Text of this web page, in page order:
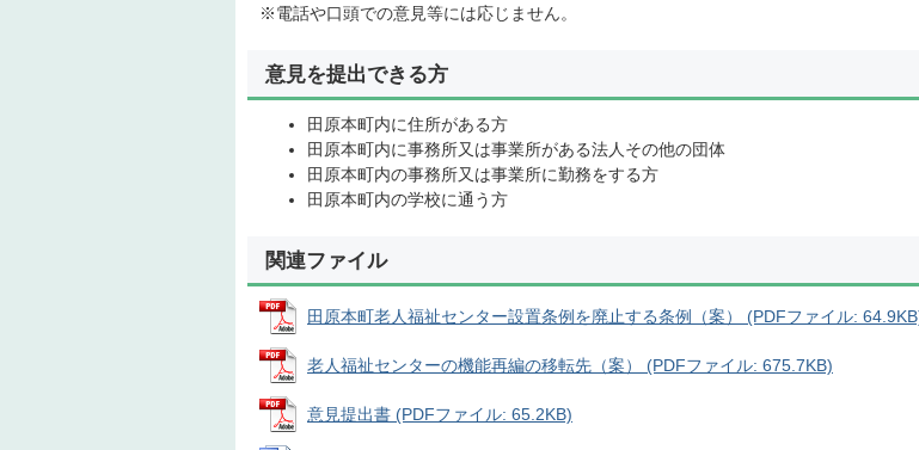
※電話や口頭での意見等には応じません。
意見を提出できる方
田原本町内に住所がある方
田原本町内に事務所又は事業所がある法人その他の団体
田原本町内の事務所又は事業所に勤務をする方
田原本町内の学校に通う方
関連ファイル
田原本町老人福祉センター設置条例を廃止する条例（案） (PDFファイル:
老人福祉センターの機能再編の移転先（案） (PDFファイル: 675.7KB)
意見提出書 (PDFファイル: 65.2KB)